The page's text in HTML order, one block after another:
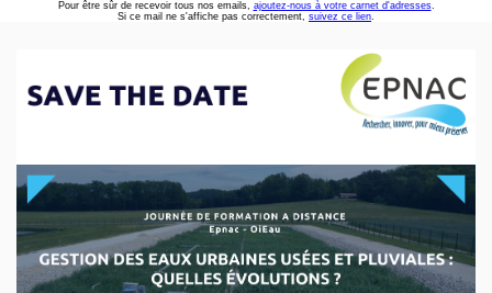
Pour être sûr de recevoir tous nos emails, ajoutez-nous à votre carnet d'adresses.
Si ce mail ne s'affiche pas correctement, suivez ce lien.